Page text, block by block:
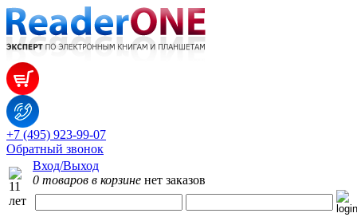
+7 (495) 923-99-07
Обратный звонок
Вход/Выход
0 товаров в корзине нет заказов